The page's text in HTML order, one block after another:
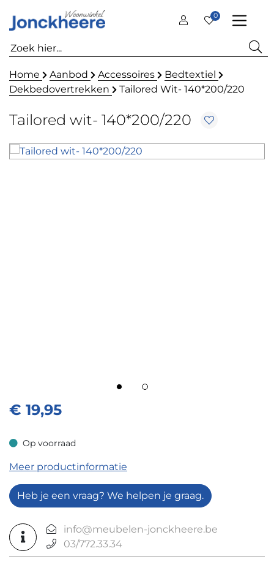
0
Home Aanbod Accessoires
Bedtextiel
Dekbedovertrekken
Tailored Wit- 140*200/220
Tailored wit- 140*200/220
€ 19,95
Op voorraad
Op voorraad
Meer productinformatie
Heb je een vraag? We helpen je graag.
info@meubelen-jonckheere.be
03/772.33.34